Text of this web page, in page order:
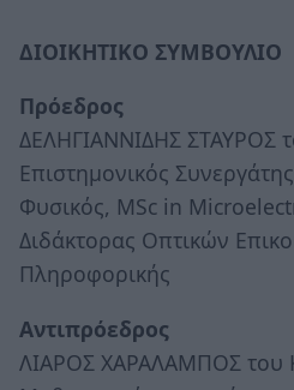
ΔΙΟΙΚΗΤΙΚΟ ΣΥΜΒΟΥΛΙΟ
Πρόεδρος
ΔΕΛΗΓΙΑΝΝΙΔΗΣ ΣΤΑΥΡΟΣ
Επιστημονικός
Φυσικός, MSc in
Διδάκτορας Οπτικών
Πληροφορικής
Αντιπρόεδρος
ΛΙΑΡΟΣ ΧΑΡΑΛΑΜΠΟΣ του